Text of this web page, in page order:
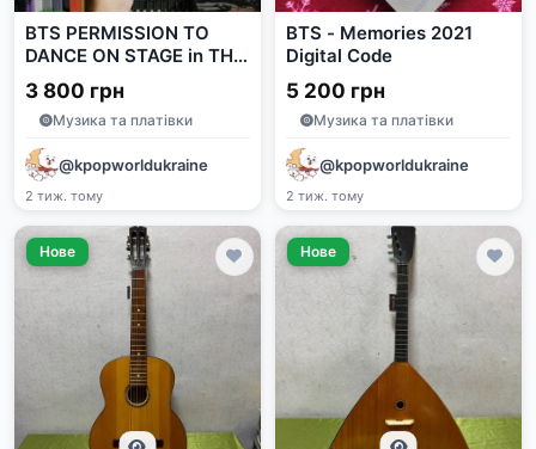
BTS PERMISSION TO
DANCE ON STAGE in THE
US
3 800 грн
Музика та платівки
@kpopworldukraine
2 тиж. тому
BTS - Memories 2021
Digital Code
5 200 грн
Музика та платівки
@kpopworldukraine
2 тиж. тому
Нове Нове